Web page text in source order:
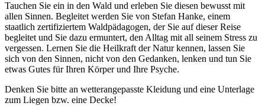
Tauchen Sie ein in den Wald und erleben Sie diesen bewusst mit
allen Sinnen. Begleitet werden Sie von Stefan Hanke, einem
staatlich zertifiziertem Waldpädagogen, der Sie auf dieser Reise
begleitet und Sie dazu ermuntert, den Alltag mit all seinem Stress zu
vergessen. Lernen Sie die Heilkraft der Natur kennen, lassen Sie
sich von den Sinnen, nicht von den Gedanken, lenken und tun Sie
etwas Gutes für Ihren Körper und Ihre Psyche.
Denken Sie bitte an wetterangepasste Kleidung und eine Unterlage
zum Liegen bzw. eine Decke!